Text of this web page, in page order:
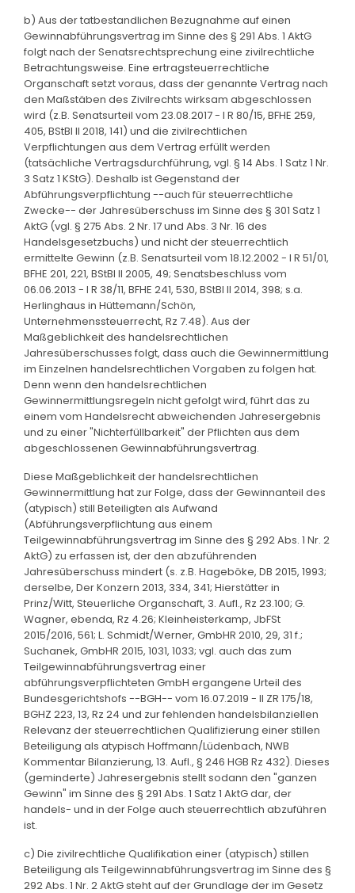
b) Aus der tatbestandlichen Bezugnahme auf einen
Gewinnabführungsvertrag im Sinne des § 291 Abs. 1 AktG
folgt nach der Senatsrechtsprechung eine zivilrechtliche
Betrachtungsweise. Eine ertragsteuerrechtliche
Organschaft setzt voraus, dass der genannte Vertrag nach
den Maßstäben des Zivilrechts wirksam abgeschlossen
wird (z.B. Senatsurteil vom 23.08.2017 - I R 80/15, BFHE 259,
405, BStBl II 2018, 141) und die zivilrechtlichen
Verpflichtungen aus dem Vertrag erfüllt werden
(tatsächliche Vertragsdurchführung, vgl. § 14 Abs. 1 Satz 1 Nr.
3 Satz 1 KStG). Deshalb ist Gegenstand der
Abführungsverpflichtung --auch für steuerrechtliche
Zwecke-- der Jahresüberschuss im Sinne des § 301 Satz 1
AktG (vgl. § 275 Abs. 2 Nr. 17 und Abs. 3 Nr. 16 des
Handelsgesetzbuchs) und nicht der steuerrechtlich
ermittelte Gewinn (z.B. Senatsurteil vom 18.12.2002 - I R 51/01,
BFHE 201, 221, BStBl II 2005, 49; Senatsbeschluss vom
06.06.2013 - I R 38/11, BFHE 241, 530, BStBl II 2014, 398; s.a.
Herlinghaus in Hüttemann/Schön,
Unternehmenssteuerrecht, Rz 7.48). Aus der
Maßgeblichkeit des handelsrechtlichen
Jahresüberschusses folgt, dass auch die Gewinnermittlung
im Einzelnen handelsrechtlichen Vorgaben zu folgen hat.
Denn wenn den handelsrechtlichen
Gewinnermittlungsregeln nicht gefolgt wird, führt das zu
einem vom Handelsrecht abweichenden Jahresergebnis
und zu einer "Nichterfüllbarkeit" der Pflichten aus dem
abgeschlossenen Gewinnabführungsvertrag.
Diese Maßgeblichkeit der handelsrechtlichen
Gewinnermittlung hat zur Folge, dass der Gewinnanteil des
(atypisch) still Beteiligten als Aufwand
(Abführungsverpflichtung aus einem
Teilgewinnabführungsvertrag im Sinne des § 292 Abs. 1 Nr. 2
AktG) zu erfassen ist, der den abzuführenden
Jahresüberschuss mindert (s. z.B. Hageböke, DB 2015, 1993;
derselbe, Der Konzern 2013, 334, 341; Hierstätter in
Prinz/Witt, Steuerliche Organschaft, 3. Aufl., Rz 23.100; G.
Wagner, ebenda, Rz 4.26; Kleinheisterkamp, JbFSt
2015/2016, 561; L. Schmidt/Werner, GmbHR 2010, 29, 31 f.;
Suchanek, GmbHR 2015, 1031, 1033; vgl. auch das zum
Teilgewinnabführungsvertrag einer
abführungsverpflichteten GmbH ergangene Urteil des
Bundesgerichtshofs --BGH-- vom 16.07.2019 - II ZR 175/18,
BGHZ 223, 13, Rz 24 und zur fehlenden handelsbilanziellen
Relevanz der steuerrechtlichen Qualifizierung einer stillen
Beteiligung als atypisch Hoffmann/Lüdenbach, NWB
Kommentar Bilanzierung, 13. Aufl., § 246 HGB Rz 432). Dieses
(geminderte) Jahresergebnis stellt sodann den "ganzen
Gewinn" im Sinne des § 291 Abs. 1 Satz 1 AktG dar, der
handels- und in der Folge auch steuerrechtlich abzuführen
ist.
c) Die zivilrechtliche Qualifikation einer (atypisch) stillen
Beteiligung als Teilgewinnabführungsvertrag im Sinne des §
292 Abs. 1 Nr. 2 AktG steht auf der Grundlage der im Gesetz